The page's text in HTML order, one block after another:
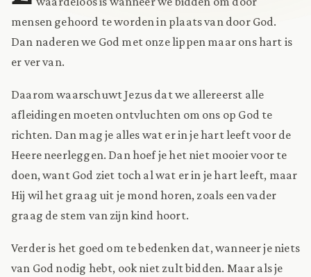
mensen gehoord te worden in plaats van door God.
Dan naderen we God met onze lippen maar ons hart is
er ver van.
Daarom waarschuwt Jezus dat we allereerst alle
afleidingen moeten ontvluchten om ons op God te
richten. Dan mag je alles wat er in je hart leeft voor de
Heere neerleggen. Dan hoef je het niet mooier voor te
doen, want God ziet toch al wat er in je hart leeft, maar
Hij wil het graag uit je mond horen, zoals een vader
graag de stem van zijn kind hoort.
Verder is het goed om te bedenken dat, wanneer je niets
van God nodig hebt, ook niet zult bidden. Maar als je